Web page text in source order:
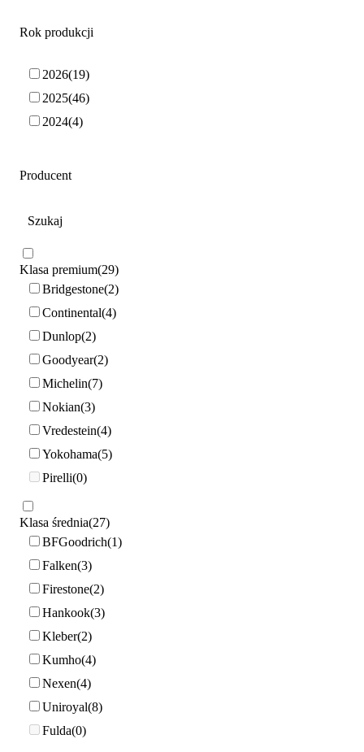
Rok produkcji
2026 19
2025 46
2024 4
Producent
Klasa premium 29
Bridgestone 2
Continental 4
Dunlop 2
Goodyear 2
Michelin 7
Nokian 3
Vredestein 4
Yokohama 5
Pirelli 0
Klasa średnia 27
BFGoodrich 1
Falken 3
Firestone 2
Hankook 3
Kleber 2
Kumho 4
Nexen 4
Uniroyal 8
Fulda 0